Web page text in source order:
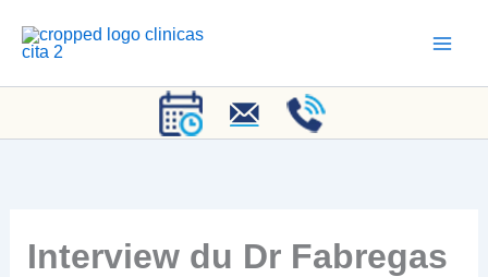
Interview du Dr Fabregas